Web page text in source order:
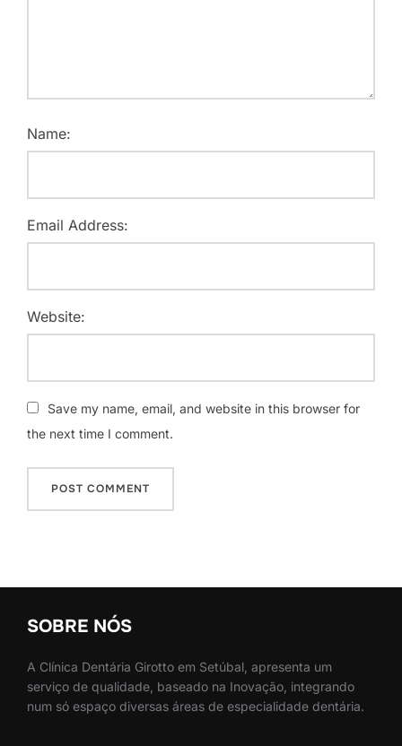
Name:
Email Address:
Website:
Save my name, email, and website in this browser for
the next time I comment.
SOBRE NÓS
A Clínica Dentária Girotto em Setúbal, apresenta um
serviço de qualidade, baseado na Inovação, integrando
num só espaço diversas áreas de especialidade dentária.